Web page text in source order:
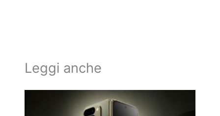
Leggi anche